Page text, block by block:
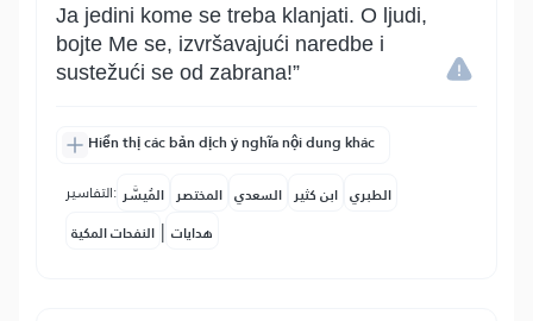
Ja jedini kome se treba klanjati. O ljudi,
bojte Me se, izvršavajući naredbe i
sustežući se od zabrana!”
Hiển thị các bản dịch ý nghĩa nội dung khác
التفاسير: المُيسَّر المختصر السعدي ابن كثير الطبري
النفحات المكية | هدايات